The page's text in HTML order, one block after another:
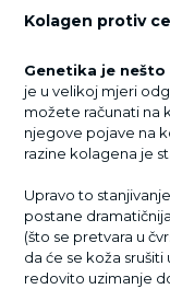
Kolagen protiv
Genetika je
je u velikoj mjeri
možete računati na
njegove pojave na
razine kolagena je
Upravo to
postane
(što se pretvara u
da će se koža
redovito uzimanje